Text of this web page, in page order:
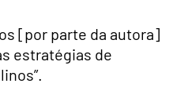
[por parte da autora]
estratégias de